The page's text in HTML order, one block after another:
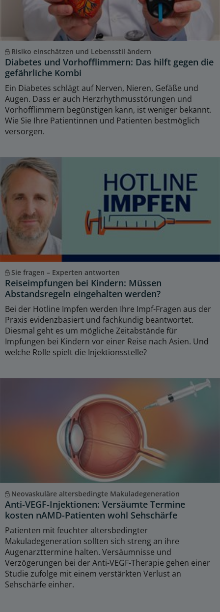
Risiko einschätzen und Lebensstil ändern
Diabetes und Vorhofflimmern: Das hilft gegen die
gefährliche Kombi
Ein Diabetes schlägt auf Nerven, Nieren, Gefäße und
Augen. Dass er auch Herzrhythmusstörungen und
Vorhofflimmern begünstigen kann, ist weniger bekannt.
Wie Sie Ihre Patientinnen und Patienten bestmöglich
versorgen.
Sie fragen – Experten antworten
Reiseimpfungen bei Kindern: Müssen
Abstandsregeln eingehalten werden?
Bei der Hotline Impfen werden Ihre Impf-Fragen aus der
Praxis evidenzbasiert und fachkundig beantwortet.
Diesmal geht es um mögliche Zeitabstände für
Impfungen bei Kindern vor einer Reise nach Asien. Und
welche Rolle spielt die Injektionsstelle?
Neovaskuläre altersbedingte Makuladegeneration
Anti-VEGF-Injektionen: Versäumte Termine
kosten nAMD-Patienten wohl Sehschärfe
Patienten mit feuchter altersbedingter
Makuladegeneration sollten sich streng an ihre
Augenarzttermine halten. Versäumnisse und
Verzögerungen bei der Anti-VEGF-Therapie gehen einer
Studie zufolge mit einem verstärkten Verlust an
Sehschärfe einher.